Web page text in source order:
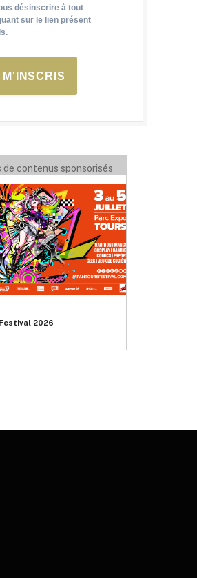
désinscrire à tout
sur le lien présent
M'INSCRIS
de contenus sponsorisés
2026